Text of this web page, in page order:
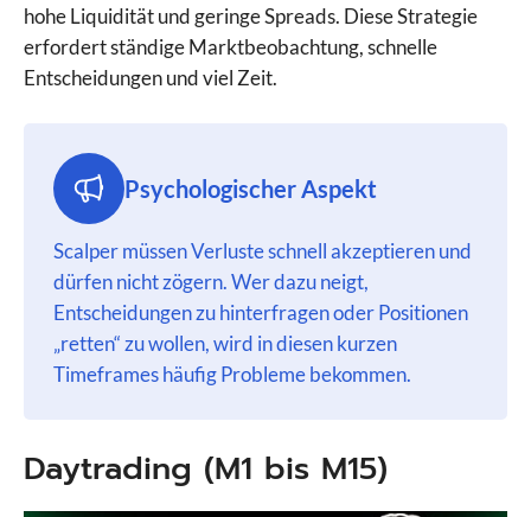
hohe Liquidität und geringe Spreads. Diese Strategie
erfordert ständige Marktbeobachtung, schnelle
Entscheidungen und viel Zeit.
Psychologischer Aspekt
Scalper müssen Verluste schnell akzeptieren und
dürfen nicht zögern. Wer dazu neigt,
Entscheidungen zu hinterfragen oder Positionen
„retten“ zu wollen, wird in diesen kurzen
Timeframes häufig Probleme bekommen.
Daytrading (M1 bis M15)